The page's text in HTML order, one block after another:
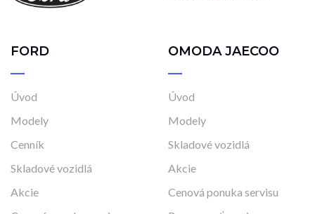
FORD
Úvod
Modely
Cenník
Skladové vozidlá
Akcie
OMODA JAECOO
Úvod
Modely
Skladové vozidlá
Akcie
Cenová ponuka servisu